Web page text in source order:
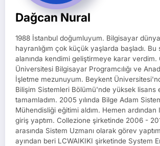
Dağcan Nural
1988 İstanbul doğumluyum. Bilgisayar
hayranlığım çok küçük yaşlarda başladı. Bu
alanında kendimi geliştirmeye karar verdim.
Üniversitesi Bilgisayar Programcılığı ve
İşletme mezunuyum. Beykent
Bilişim Sistemleri Bölümü'nde yüksek lisans
tamamladım. 2005 yılında Bilge Adam
Mühendisliği eğitimi aldım. Hemen ardından
giriş yaptım. Collezione şirketinde 2006 -
arasında Sistem Uzmanı olarak görev
ayından beri LCWAIKIKI şirketinde System